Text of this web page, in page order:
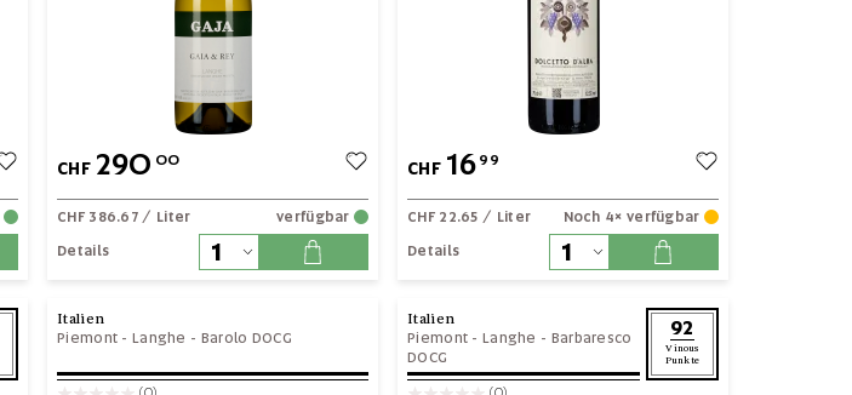
CHF 290 00
CHF 386.67 / Liter
verfügbar
Details
CHF 1699
CHF 22.65 / Liter
Noch 4× verfügbar
Details
Italien
Piemont - Langhe - Barolo DOCG
Italien
Piemont - Langhe - Barbaresco
DOCG
92
Vinous
Punkte